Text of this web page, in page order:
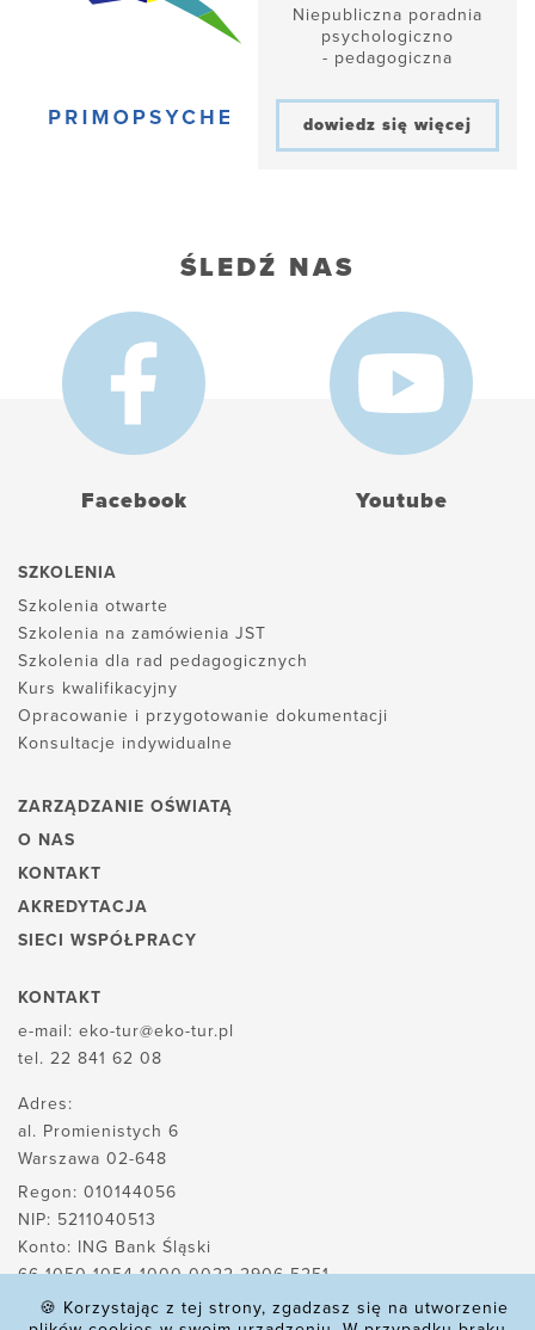
Niepubliczna poradnia
psychologiczno
- pedagogiczna
dowiedz się więcej
ŚLEDŹ NAS
Facebook Youtube
SZKOLENIA
Szkolenia otwarte
Szkolenia na zamówienia JST
Szkolenia dla rad pedagogicznych
Kurs kwalifikacyjny
Opracowanie i przygotowanie dokumentacji
Konsultacje indywidualne
ZARZĄDZANIE OŚWIATĄ
O NAS
KONTAKT
AKREDYTACJA
SIECI WSPÓŁPRACY
KONTAKT
e-mail: eko-tur@eko-tur.pl
tel. 22 841 62 08
Adres:
al. Promienistych 6
Warszawa 02-648
Regon: 010144056
NIP: 5211040513
Konto: ING Bank Śląski
66 1050 1054 1000 0022 2906 5251
🍪 Korzystając z tej strony, zgadzasz się na utworzenie